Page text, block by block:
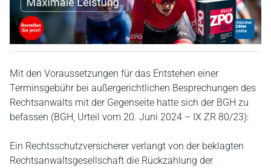
Mit den Voraussetzungen für das Entstehen einer
Terminsgebühr bei außergerichtlichen Besprechungen des
Rechtsanwalts mit der Gegenseite hatte sich der BGH zu
befassen (BGH, Urteil vom 20. Juni 2024 – IX ZR 80/23):
Ein Rechtsschutzversicherer verlangt von der beklagten
Rechtsanwaltsgesellschaft die Rückzahlung der